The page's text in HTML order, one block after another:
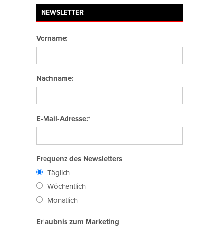
NEWSLETTER
Vorname:
Nachname:
E-Mail-Adresse:*
Frequenz des Newsletters
Täglich
Wöchentlich
Monatlich
Erlaubnis zum Marketing